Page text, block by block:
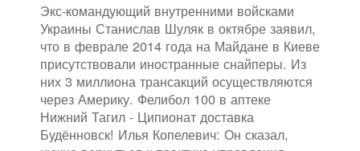
Экс-командующий внутренними войсками
Украины Станислав Шуляк в октябре заявил,
что в феврале 2014 года на Майдане в Киеве
присутствовали иностранные снайперы. Из
них 3 миллиона трансакций осуществляются
через Америку. Фелибол 100 в аптеке
Нижний Тагил - Ципионат доставка
Будённовск! Илья Копелевич: Он сказал,